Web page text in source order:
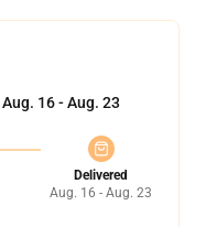
Aug. 16 - Aug. 23
Delivered
Aug. 16 - Aug. 23